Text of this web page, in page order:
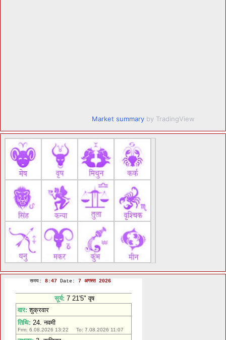
Market summary by TradingView